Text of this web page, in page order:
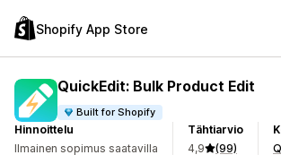
Shopify App Store
QuickEdit: Bulk Product Edit
Built for Shopify
Hinnoittelu
Ilmainen sopimus saatavilla
Tähtiarvio
4,9
(99)